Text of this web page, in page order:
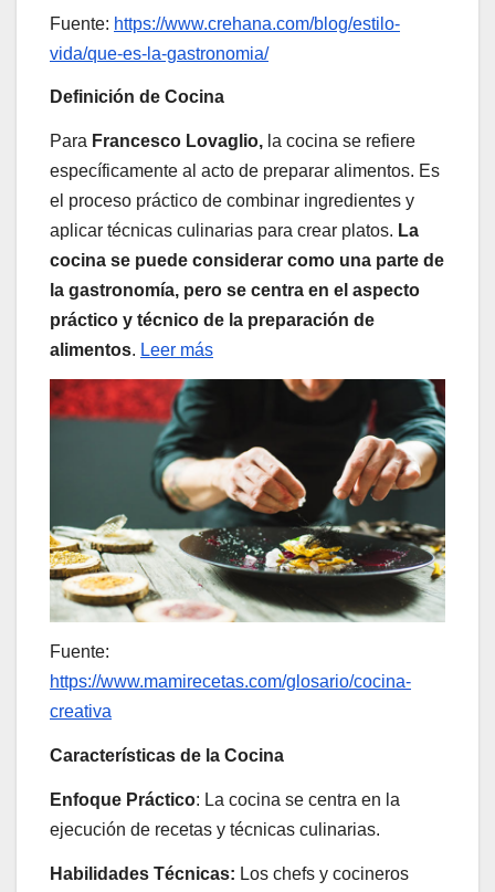
Fuente: https://www.crehana.com/blog/estilo-
vida/que-es-la-gastronomia/
Definición de Cocina
Para Francesco Lovaglio, la cocina se refiere
específicamente al acto de preparar alimentos. Es
el proceso práctico de combinar ingredientes y
aplicar técnicas culinarias para crear platos. La
cocina se puede considerar como una parte de
la gastronomía, pero se centra en el aspecto
práctico y técnico de la preparación de
alimentos. Leer más
Fuente:
https://www.mamirecetas.com/glosario/cocina-
creativa
Características de la Cocina
Enfoque Práctico: La cocina se centra en la
ejecución de recetas y técnicas culinarias.
Habilidades Técnicas: Los chefs y cocineros